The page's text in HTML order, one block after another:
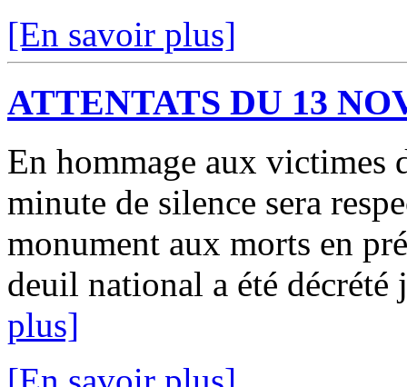
[En savoir plus]
ATTENTATS DU 13
En hommage aux victimes
minute de silence sera
monument aux morts en
deuil national a été décrété
plus]